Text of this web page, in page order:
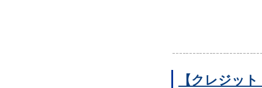
【クレジッ